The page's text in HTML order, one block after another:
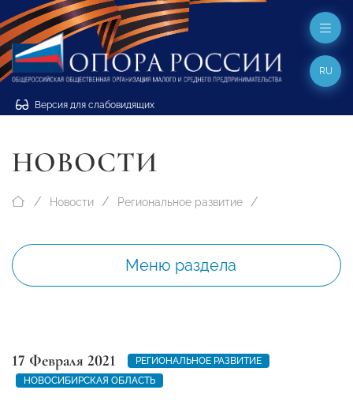
Версия для слабовидящих
RU
НОВОСТИ
Новости Региональное развитие
Меню раздела
17 Февраля 2021
РЕГИОНАЛЬНОЕ РАЗВИТИЕ
НОВОСИБИРСКАЯ ОБЛАСТЬ